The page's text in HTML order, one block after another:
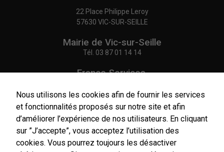
22 Place Philippe Leroy
57630 VIC-SUR-SEILLE
Mairie de Vic-sur-Seille
Tél. 03 87 01 14 14
France Services,
Tél.03 87 86 41 48
NOUS CONTACTER
Nous utilisons les cookies afin de fournir les services
et fonctionnalités proposés sur notre site et afin
d’améliorer l’expérience de nos utilisateurs. En cliquant
sur ”J’accepte”, vous acceptez l’utilisation des
cookies. Vous pourrez toujours les désactiver